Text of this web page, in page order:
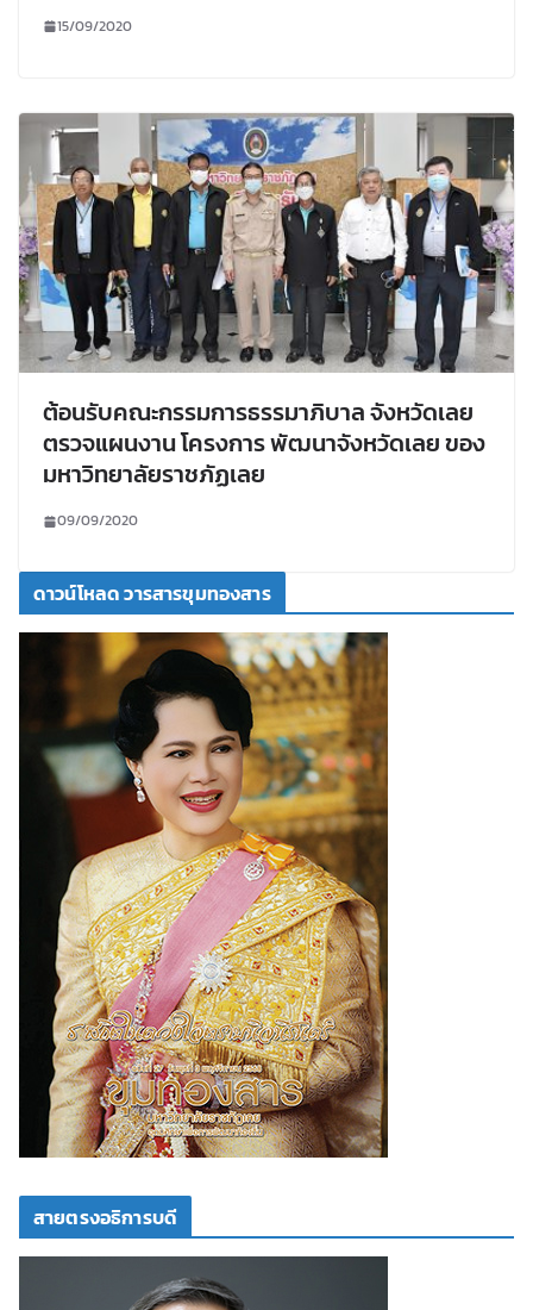
15/09/2020
ต้อนรับคณะกรรมการธรรมาภิบาล จังหวัดเลย
ตรวจแผนงาน โครงการ พัฒนาจังหวัดเลย ของ
มหาวิทยาลัยราชภัฏเลย
09/09/2020
ดาวน์โหลด วารสารขุมทองสาร
สายตรงอธิการบดี